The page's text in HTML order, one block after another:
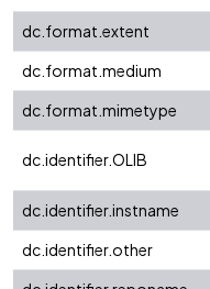
dc.format.extent
dc.format.medium
dc.format.mimetype
dc.identifier.OLIB
dc.identifier.instname
dc.identifier.other